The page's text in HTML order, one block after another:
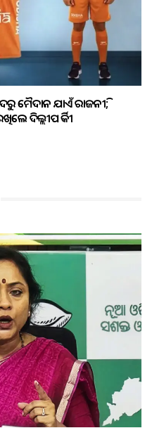
ମୈଦାନ ଯାଏଁ ରାଜନୀତି;
ଦିଲ୍ଲୀପ ତିର୍କୀ